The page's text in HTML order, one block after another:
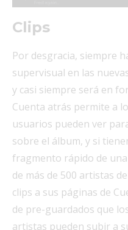
Clips
Por desgracia, siempre
supervisual en las
y casi siempre será en
Cuenta atrás permite a
usuarios pueden ver
sobre el álbum, y si
fragmento rápido de
de más de 500 artistas
clips a sus páginas de
de pre-guardados que
artistas pueden subir a